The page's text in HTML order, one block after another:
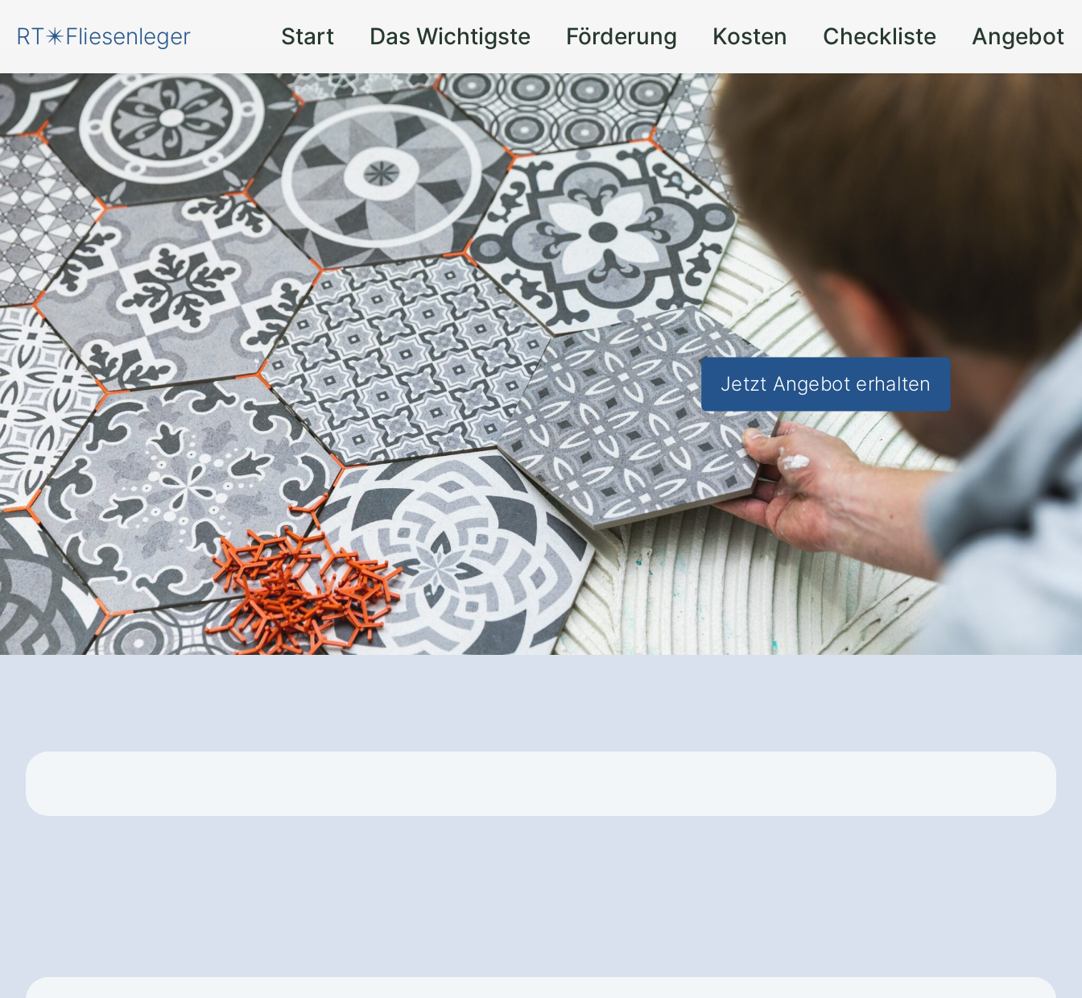
RT✴️Fliesenleger Start Das Wichtigste Förderung Kosten Checkliste Angebot
Neue Fliesenfür Ihr Zuhause in
Bakum Lüsche
Der Fliesenleger: Setzen Sie auf präzises Handwerk und
gewinnen Sie Ästhetik und Funktionalitätfür Ihre Räume
in Bakum Lüsche.
✅ Unverbindlich & Kostenfrei
✅Individuelle Beratungvon Experten
✅ Hochwertige Materialien und fachgerechte Verlegung
✅ Inkl. umfassendemMaterial- und Kostencheck
Jetzt Angebot erhalten